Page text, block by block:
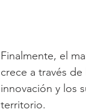
Finalmente, el
crece a través
innovación y los
territorio.